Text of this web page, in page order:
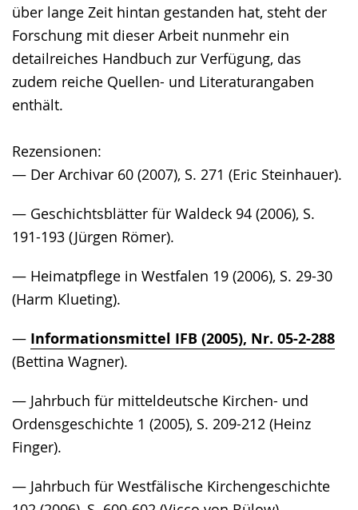
über lange Zeit hintan gestanden hat, steht der
Forschung mit dieser Arbeit nunmehr ein
detailreiches Handbuch zur Verfügung, das
zudem reiche Quellen- und Literaturangaben
enthält.
Rezensionen:
— Der Archivar 60 (2007), S. 271 (Eric Steinhauer).
— Geschichtsblätter für Waldeck 94 (2006), S.
191-193 (Jürgen Römer).
— Heimatpflege in Westfalen 19 (2006), S. 29-30
(Harm Klueting).
— Informationsmittel IFB (2005), Nr. 05-2-288
(Bettina Wagner).
— Jahrbuch für mitteldeutsche Kirchen- und
Ordensgeschichte 1 (2005), S. 209-212 (Heinz
Finger).
— Jahrbuch für Westfälische Kirchengeschichte